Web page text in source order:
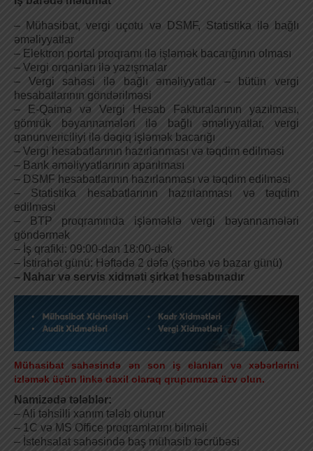
– Mühasibat, vergi uçotu və DSMF, Statistika ilə bağlı
əməliyyatlar
– Elektron portal proqramı ilə işləmək bacarığının olması
– Vergi orqanları ilə yazışmalar
– Vergi sahəsi ilə bağlı əməliyyatlar – bütün vergi
hesabatlarının göndərilməsi
– E-Qaimə və Vergi Hesab Fakturalarının yazılması,
gömrük bəyannamələri ilə bağlı əməliyyatlar, vergi
qanunvericiliyi ilə dəqiq işləmək bacarığı
– Vergi hesabatlarının hazırlanması və təqdim edilməsi
– Bank əməliyyatlarının aparılması
– DSMF hesabatlarının hazırlanması və təqdim edilməsi
– Statistika hesabatlarının hazırlanması və təqdim
edilməsi
– BTP proqramında işləməklə vergi bəyannamələri
göndərmək
– İş qrafiki: 09:00-dan 18:00-dək
– İstirahət günü: Həftədə 2 dəfə (şənbə və bazar günü)
– Nahar və servis xidməti şirkət hesabınadır
Mühasibat sahəsində ən son iş elanları və xəbərlərini
izləmək üçün linkə daxil olaraq qrupumuza üzv olun.
Namizədə tələblər:
– Ali təhsilli xanım tələb olunur
– 1C və MS Office proqramlarını bilməli
– İstehsalat sahəsində baş mühasib təcrübəsi